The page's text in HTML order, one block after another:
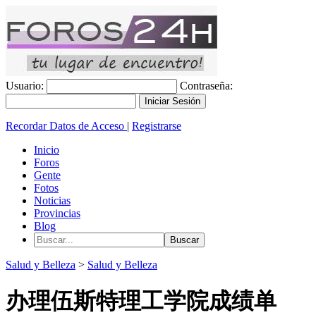
Usuario: Contraseña:
Recordar Datos de Acceso | Registrarse
Inicio
Foros
Gente
Fotos
Noticias
Provincias
Blog
Salud y Belleza > Salud y Belleza
办理伍斯特理工学院成绩单